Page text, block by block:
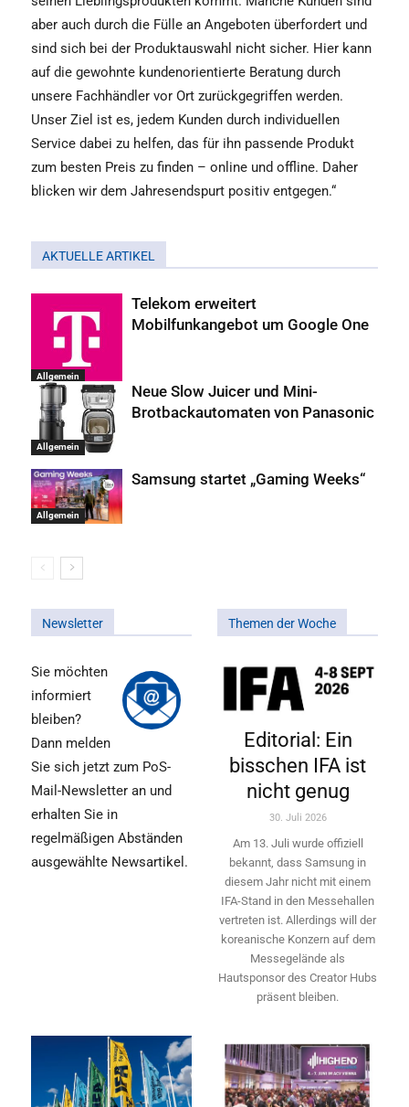
aber auch durch die Fülle an Angeboten überfordert und
sind sich bei der Produktauswahl nicht sicher. Hier kann
auf die gewohnte kundenorientierte Beratung durch
unsere Fachhändler vor Ort zurückgegriffen werden.
Unser Ziel ist es, jedem Kunden durch individuellen
Service dabei zu helfen, das für ihn passende Produkt
zum besten Preis zu finden – online und offline. Daher
blicken wir dem Jahresendspurt positiv entgegen.“
AKTUELLE ARTIKEL
Allgemein
Telekom erweitert
Mobilfunkangebot um Google One
Allgemein
Neue Slow Juicer und Mini-
Brotbackautomaten von Panasonic
Allgemein
Samsung startet „Gaming Weeks“
Newsletter
Sie möchten
informiert
bleiben?
Dann melden
Sie sich jetzt zum PoS-
Mail-Newsletter an und
erhalten Sie in
regelmäßigen Abständen
ausgewählte Newsartikel.
Themen der Woche
Editorial: Ein
bisschen IFA ist
nicht genug
30. Juli 2026
Am 13. Juli wurde offiziell
bekannt, dass Samsung in
diesem Jahr nicht mit einem
IFA-Stand in den Messehallen
vertreten ist. Allerdings will ­der
koreanische Konzern auf dem
Messegelände als
Hautsponsor des Creator Hubs
präsent bleiben.